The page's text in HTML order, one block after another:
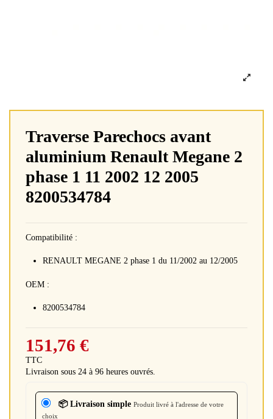
Traverse Parechocs avant
aluminium Renault Megane 2
phase 1 11 2002 12 2005
8200534784
Compatibilité :
RENAULT MEGANE 2 phase 1 du 11/2002 au 12/2005
OEM :
8200534784
151,76 €
TTC
Livraison sous 24 à 96 heures ouvrés.
📦 Livraison simple Produit livré à l'adresse de votre
choix